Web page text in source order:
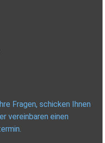
Fragen, schicken Ihnen
vereinbaren einen